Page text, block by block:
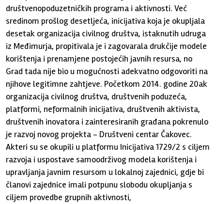
društvenopoduzetničkih programa i aktivnosti. Već
sredinom prošlog desetljeća, inicijativa koja je okupljala
desetak organizacija civilnog društva, istaknutih udruga
iz Međimurja, propitivala je i zagovarala drukčije modele
korištenja i prenamjene postojećih javnih resursa, no
Grad tada nije bio u mogućnosti adekvatno odgovoriti na
njihove legitimne zahtjeve. Početkom 2014. godine 20ak
organizacija civilnog društva, društvenih poduzeća,
platformi, neformalnih inicijativa, društvenih aktivista,
društvenih inovatora i zainteresiranih građana pokrenulo
je razvoj novog projekta - Društveni centar Čakovec.
Akteri su se okupili u platformu Inicijativa 1729/2 s ciljem
razvoja i uspostave samoodrživog modela korištenja i
upravljanja javnim resursom u lokalnoj zajednici, gdje bi
članovi zajednice imali potpunu slobodu okupljanja s
ciljem provedbe grupnih aktivnosti,